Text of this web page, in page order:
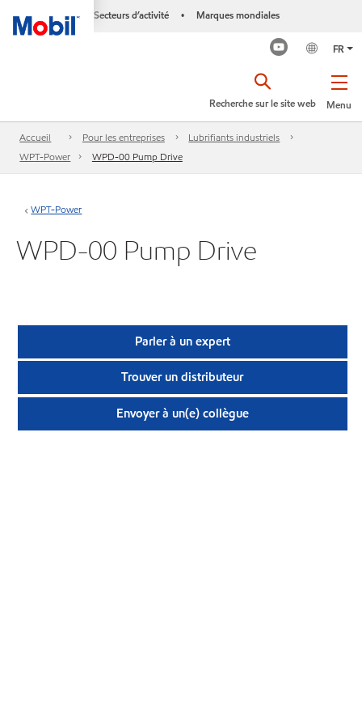
Secteurs d’activité • Marques mondiales
FR
Menu
Recherche sur le site web
Accueil Pour les entreprises
Lubrifiants industriels
WPT-Power
WPD-00 Pump Drive
WPT-Power
WPD-00 Pump Drive
Parler à un expert
Trouver un distributeur
Envoyer à un(e) collègue